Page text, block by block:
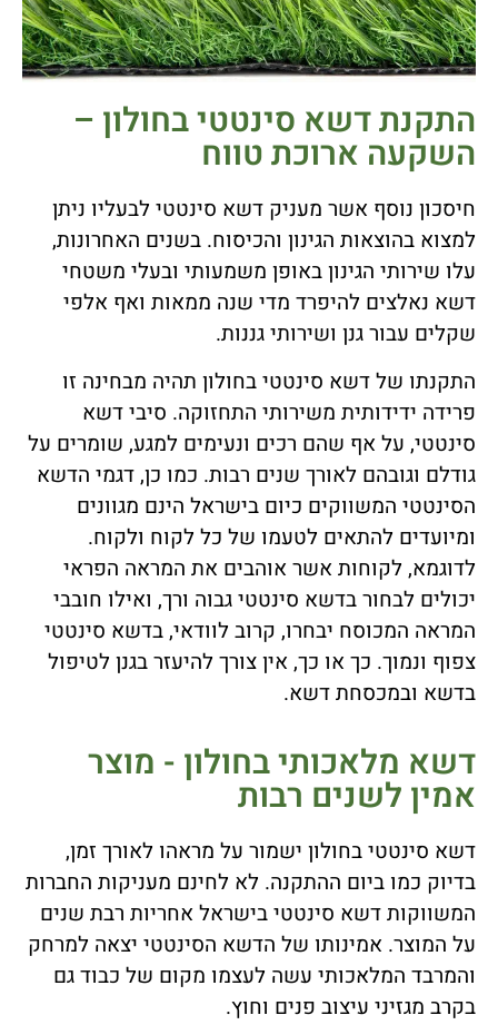
התקנת דשא סינטטי בחולון –
השקעה ארוכת טווח
חיסכון נוסף אשר מעניק דשא סינטטי לבעליו ניתן
למצוא בהוצאות הגינון והכיסוח. בשנים האחרונות,
עלו שירותי הגינון באופן משמעותי ובעלי משטחי
דשא נאלצים להיפרד מדי שנה ממאות ואף אלפי
שקלים עבור גנן ושירותי גננות.
התקנתו של דשא סינטטי בחולון תהיה מבחינה זו
פרידה ידידותית משירותי התחזוקה. סיבי דשא
סינטטי, על אף שהם רכים ונעימים למגע, שומרים על
גודלם וגובהם לאורך שנים רבות. כמו כן, דגמי הדשא
הסינטטי המשווקים כיום בישראל הינם מגוונים
ומיועדים להתאים לטעמו של כל לקוח ולקוח.
לדוגמא, לקוחות אשר אוהבים את המראה הפראי
יכולים לבחור בדשא סינטטי גבוה ורך, ואילו חובבי
המראה המכוסח יבחרו, קרוב לוודאי, בדשא סינטטי
צפוף ונמוך. כך או כך, אין צורך להיעזר בגנן לטיפול
בדשא ובמכסחת דשא.
דשא מלאכותי בחולון - מוצר
אמין לשנים רבות
דשא סינטטי בחולון ישמור על מראהו לאורך זמן,
בדיוק כמו ביום ההתקנה. לא לחינם מעניקות החברות
המשווקות דשא סינטטי בישראל אחריות רבת שנים
על המוצר. אמינותו של הדשא הסינטטי יצאה למרחק
והמרבד המלאכותי עשה לעצמו מקום של כבוד גם
בקרב מגזיני עיצוב פנים וחוץ.